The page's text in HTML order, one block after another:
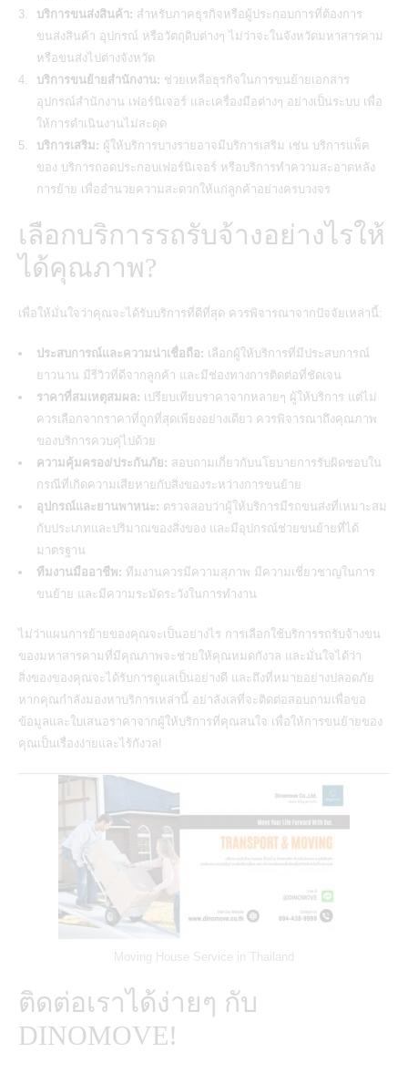
บริการขนส่งสินค้า: สำหรับภาคธุรกิจหรือผู้ประกอบการที่ต้องการ
ขนส่งสินค้า อุปกรณ์ หรือวัตถุดิบต่างๆ ไม่ว่าจะในจังหวัดมหาสารคาม
หรือขนส่งไปต่างจังหวัด
บริการขนย้ายสำนักงาน: ช่วยเหลือธุรกิจในการขนย้ายเอกสาร
อุปกรณ์สำนักงาน เฟอร์นิเจอร์ และเครื่องมือต่างๆ อย่างเป็นระบบ เพื่อ
ให้การดำเนินงานไม่สะดุด
บริการเสริม: ผู้ให้บริการบางรายอาจมีบริการเสริม เช่น บริการแพ็ค
ของ บริการถอดประกอบเฟอร์นิเจอร์ หรือบริการทำความสะอาดหลัง
การย้าย เพื่ออำนวยความสะดวกให้แก่ลูกค้าอย่างครบวงจร
เลือกบริการรถรับจ้างอย่างไรให้
ได้คุณภาพ?
เพื่อให้มั่นใจว่าคุณจะได้รับบริการที่ดีที่สุด ควรพิจารณาจากปัจจัยเหล่านี้:
ประสบการณ์และความน่าเชื่อถือ: เลือกผู้ให้บริการที่มีประสบการณ์
ยาวนาน มีรีวิวที่ดีจากลูกค้า และมีช่องทางการติดต่อที่ชัดเจน
ราคาที่สมเหตุสมผล: เปรียบเทียบราคาจากหลายๆ ผู้ให้บริการ แต่ไม่
ควรเลือกจากราคาที่ถูกที่สุดเพียงอย่างเดียว ควรพิจารณาถึงคุณภาพ
ของบริการควบคุ่ไปด้วย
ความคุ้มครอง/ประกันภัย: สอบถามเกี่ยวกับนโยบายการรับผิดชอบใน
กรณีที่เกิดความเสียหายกับสิ่งของระหว่างการขนย้าย
อุปกรณ์และยานพาหนะ: ตรวจสอบว่าผู้ให้บริการมีรถขนส่งที่เหมาะสม
กับประเภทและปริมาณของสิ่งของ และมีอุปกรณ์ช่วยขนย้ายที่ได้
มาตรฐาน
ทีมงานมืออาชีพ: ทีมงานควรมีความสุภาพ มีความเชี่ยวชาญในการ
ขนย้าย และมีความระมัดระวังในการทำงาน
ไม่ว่าแผนการย้ายของคุณจะเป็นอย่างไร การเลือกใช้บริการรถรับจ้างขน
ของมหาสารคาม ที่มีคุณภาพจะช่วยให้คุณหมดกังวล และมั่นใจได้ว่า
สิ่งของของคุณจะได้รับการดูแลเป็นอย่างดี และถึงที่หมายอย่างปลอดภัย
หากคุณกำลังมองหาบริการเหล่านี้ อย่าลังเลที่จะติดต่อสอบถามเพื่อขอ
ข้อมูลและใบเสนอราคาจากผู้ให้บริการที่คุณสนใจ เพื่อให้การขนย้ายของ
คุณเป็นเรื่องง่ายและไร้กังวล!
Moving House Service in Thailand
ติดต่อเราได้ง่ายๆ กับ
DINOMOVE!